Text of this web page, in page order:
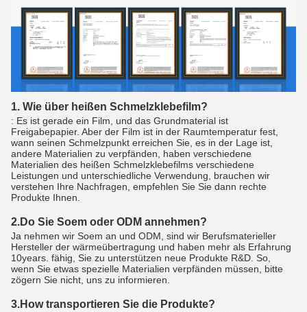
1. Wie über heißen Schmelzklebefilm?
: Es ist gerade ein Film, und das Grundmaterial ist
Freigabepapier. Aber der Film ist in der Raumtemperatur fest,
wann seinen Schmelzpunkt erreichen Sie, es in der Lage ist,
andere Materialien zu verpfänden, haben verschiedene
Materialien des heißen Schmelzklebefilms verschiedene
Leistungen und unterschiedliche Verwendung, brauchen wir
verstehen Ihre Nachfragen, empfehlen Sie Sie dann rechte
Produkte Ihnen.
2.Do Sie Soem oder ODM annehmen?
Ja nehmen wir Soem an und ODM, sind wir Berufsmaterieller
Hersteller der wärmeübertragung und haben mehr als Erfahrung
10years. fähig, Sie zu unterstützen neue Produkte R&D. So,
wenn Sie etwas spezielle Materialien verpfänden müssen, bitte
zögern Sie nicht, uns zu informieren.
3.How transportieren Sie die Produkte?